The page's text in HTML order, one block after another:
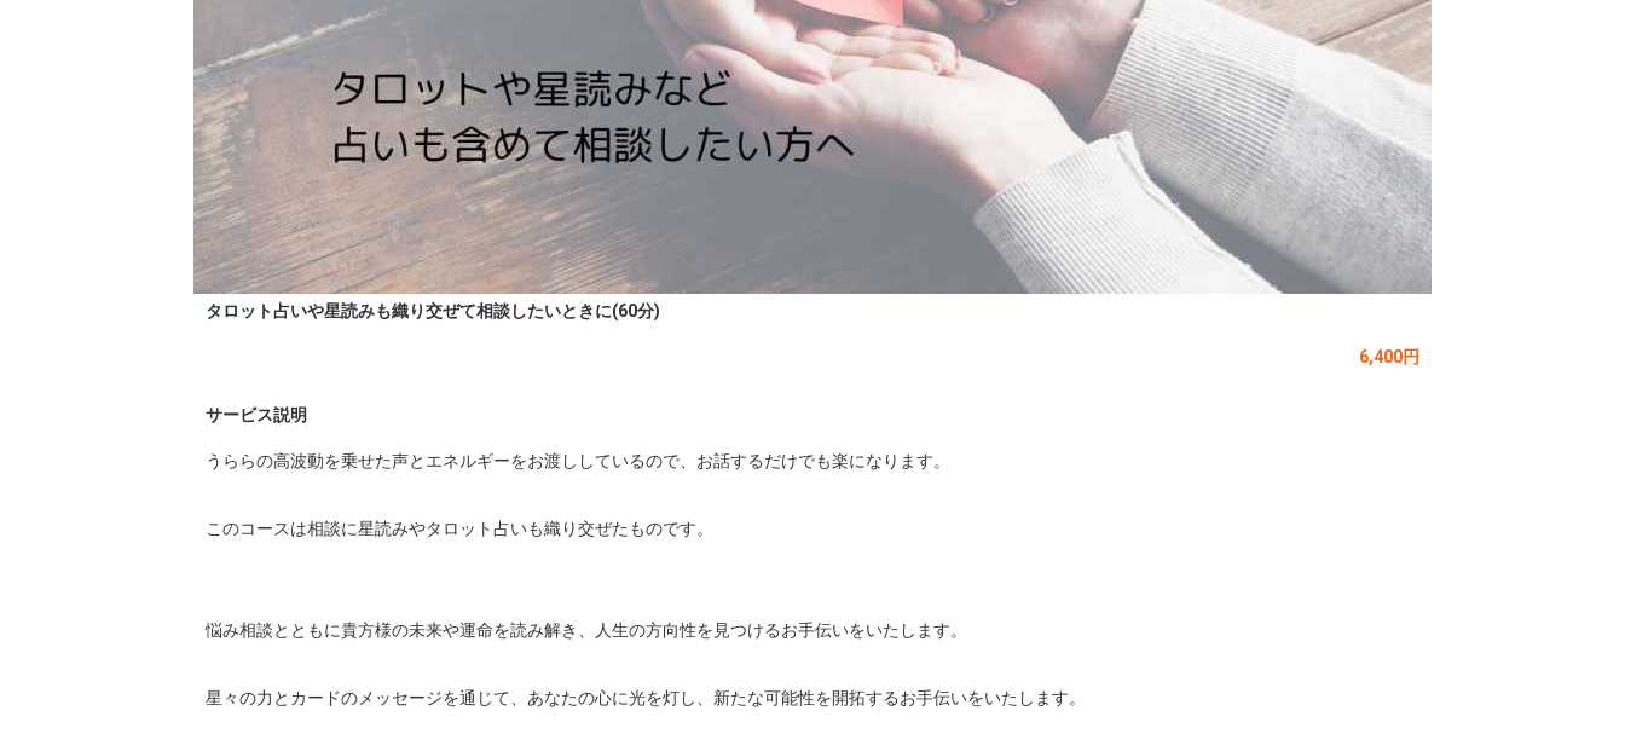
タロット占いや星読みも織り交ぜて相談したいときに(60分)
6,400円
サービス説明
うららの高波動を乗せた声とエネルギーをお渡ししているので、お話するだけでも楽になります。
このコースは相談に星読みやタロット占いも織り交ぜたものです。
悩み相談とともに貴方様の未来や運命を読み解き、人生の方向性を見つけるお手伝いをいたします。
星々の力とカードのメッセージを通じて、あなたの心に光を灯し、新たな可能性を開拓するお手伝いをいたします。